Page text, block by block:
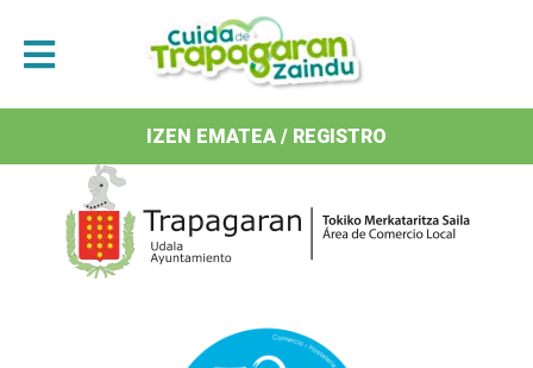
Antolatzaileak / Organizan
IZEN EMATEA / REGISTRO